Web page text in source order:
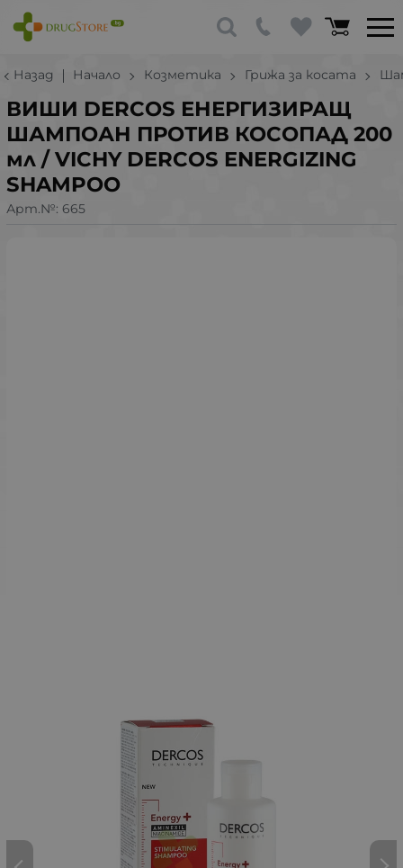
Назад Начало Козметика Грижа за косата
ВИШИ DERCOS ЕНЕРГИЗИРАЩ
ШАМПОАН ПРОТИВ КОСОПАД 200
мл / VICHY DERCOS ENERGIZING
SHAMPOO
Арт.№: 665